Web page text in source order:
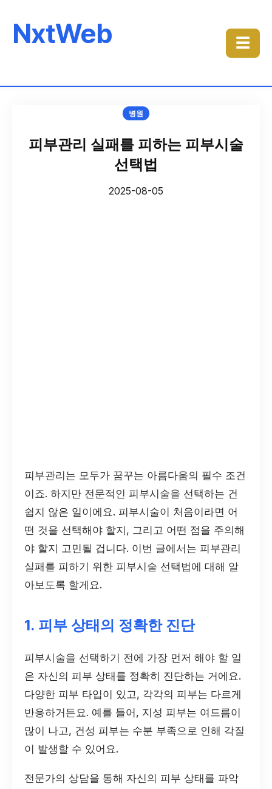
NxtWeb ☰
병원
피부관리 실패를 피하는 피부시술
선택법
2025-08-05
피부관리는 모두가 꿈꾸는 아름다움의 필수 조건
이죠. 하지만 전문적인 피부시술을 선택하는 건
쉽지 않은 일이에요. 피부시술이 처음이라면 어
떤 것을 선택해야 할지, 그리고 어떤 점을 주의해
야 할지 고민될 겁니다. 이번 글에서는 피부관리
실패를 피하기 위한 피부시술 선택법에 대해 알
아보도록 할게요.
1. 피부 상태의 정확한 진단
피부시술을 선택하기 전에 가장 먼저 해야 할 일
은 자신의 피부 상태를 정확히 진단하는 거에요.
다양한 피부 타입이 있고, 각각의 피부는 다르게
반응하거든요. 예를 들어, 지성 피부는 여드름이
많이 나고, 건성 피부는 수분 부족으로 인해 각질
이 발생할 수 있어요.
전문가의 상담을 통해 자신의 피부 상태를 파악